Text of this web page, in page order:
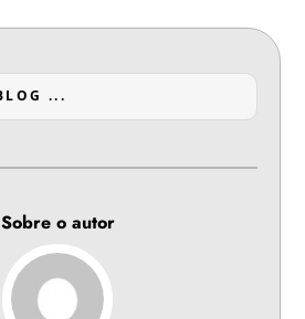
Sobre o autor